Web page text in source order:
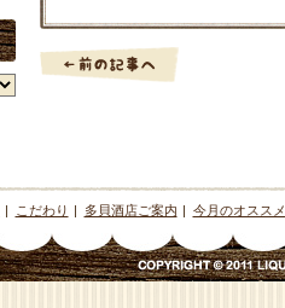
| こだわり | 多貝酒店ご案内 | 今月のオススメ